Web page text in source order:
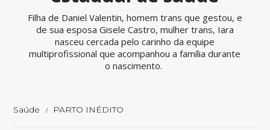
Filha de Daniel Valentin, homem trans que gestou, e
de sua esposa Gisele Castro, mulher trans, Iara
nasceu cercada pelo carinho da equipe
multiprofissional que acompanhou a família durante
o nascimento.
Saúde PARTO INÉDITO